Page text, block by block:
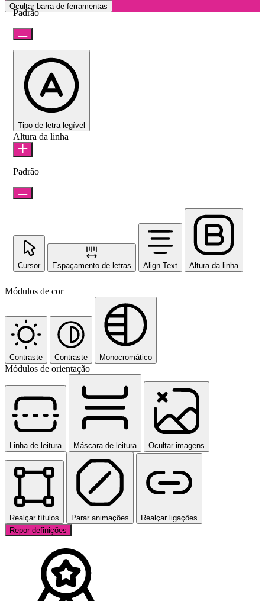
Ocultar barra de ferramentas
Padrão
Tipo de letra legível
Altura da linha
Padrão
Cursor Espaçamento de letras Align Text Altura da linha
Módulos de cor
Contraste Contraste Monocromático
Módulos de orientação
Linha de leitura Máscara de leitura Ocultar imagens
Realçar títulos Parar animações
Realçar ligações
Repor definições